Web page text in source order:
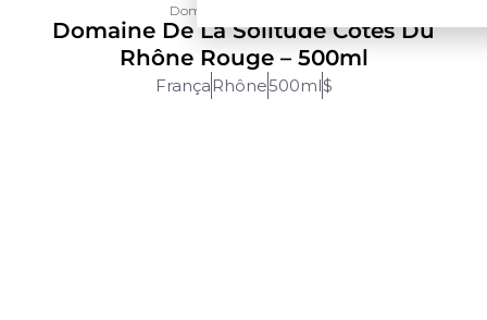
Domaine de La Solitude
Domaine De La Solitude Côtes Du
Rhône Rouge – 500ml
França Rhône500ml$